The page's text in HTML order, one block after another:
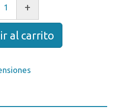
+
al carrito